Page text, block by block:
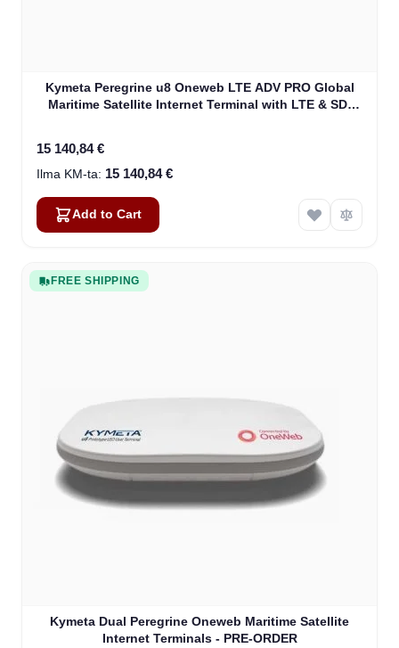
Kymeta Peregrine u8 Oneweb LTE ADV PRO Global
Maritime Satellite Internet Terminal with LTE & SD-
15 140,84 €
15 140,84 €
Add to Cart
FREE SHIPPING
Kymeta Dual Peregrine Oneweb Maritime Satellite
Internet Terminals - PRE-ORDER